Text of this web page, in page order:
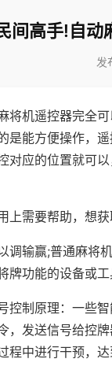
间高手!自动
发
将机遥控器完全
是能方便操作，
对应的位置就可
上需要帮助，想
调输赢;普通麻将
牌功能的设备或工
控制原理：一些
，发送信号给控
程中进行干预，达